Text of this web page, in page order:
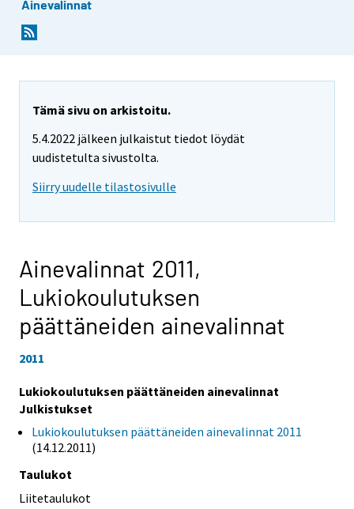
Ainevalinnat
Tämä sivu on arkistoitu.
5.4.2022 jälkeen julkaistut tiedot löydät
uudistetulta sivustolta.
Siirry uudelle tilastosivulle
Ainevalinnat 2011,
Lukiokoulutuksen
päättäneiden ainevalinnat
2011
Lukiokoulutuksen päättäneiden ainevalinnat
Julkistukset
Lukiokoulutuksen päättäneiden ainevalinnat 2011
(14.12.2011)
Taulukot
Liitetaulukot